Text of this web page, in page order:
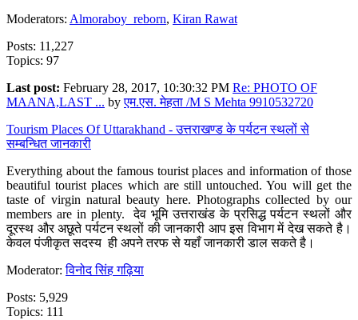
Moderators: Almoraboy_reborn, Kiran Rawat
Posts: 11,227
Topics: 97
Last post: February 28, 2017, 10:30:32 PM Re: PHOTO OF
MAANA,LAST ... byएम.एस. मेहता /M S Mehta 9910532720
Tourism Places Of Uttarakhand - उत्तराखण्ड के पर्यटन स्थलों से
सम्बन्धित जानकारी
Everything about the famous tourist places and information of those
beautiful tourist places which are still untouched. You will get the
taste of virgin natural beauty here. Photographs collected by our
members are in plenty. देव भूमि उत्तराखंड के प्रसिद्ध पर्यटन स्थलों और
दूरस्थ और अछूते पर्यटन स्थलों की जानकारी आप इस विभाग में देख सकते है।
केवल पंजीकृत सदस्य ही अपने तरफ से यहाँ जानकारी डाल सकते है।
Moderator:विनोद सिंह गढ़िया
Posts: 5,929
Topics: 111